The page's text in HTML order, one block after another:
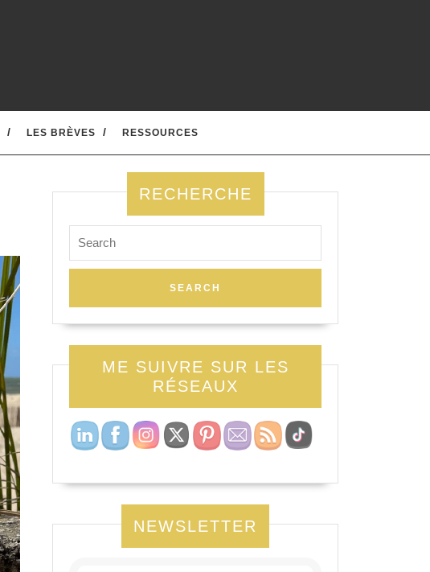
LES BRÈVES RESSOURCES
RECHERCHE
ME SUIVRE SUR LES
RÉSEAUX
NEWSLETTER